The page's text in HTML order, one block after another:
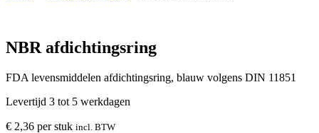
NBR afdichtingsring
FDA levensmiddelen afdichtingsring, blauw volgens DIN 11851
Levertijd 3 tot 5 werkdagen
€ 2,36 per stuk incl. BTW